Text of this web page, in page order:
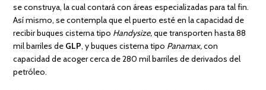
se construya, la cual contará con áreas especializadas para tal fin.
Así mismo, se contempla que el puerto esté en la capacidad de
recibir buques cisterna tipo Handysize,que transporten hasta 88
mil barriles de GLP, y buques cisterna tipo Panamax,con
capacidad de acoger cerca de 280 mil barriles de derivados del
petróleo.